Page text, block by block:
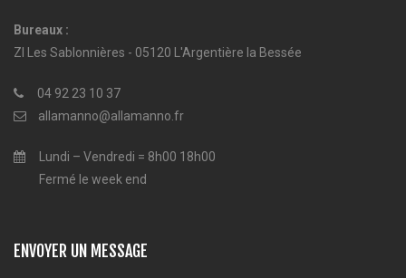
Bureaux :
ZI Les Sablonnières - 05120 L'Argentière la Bessée
04 92 23 10 37
allamanno@allamanno.fr
Lundi – Vendredi = 8h00 18h00
Fermé le week end
ENVOYER UN MESSAGE